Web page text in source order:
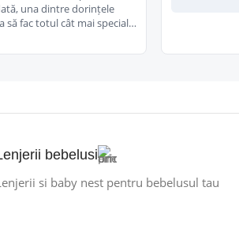
una dintre dorințele
să fac totul cât mai special…
bebelusi
si baby nest pentru bebelusul tau